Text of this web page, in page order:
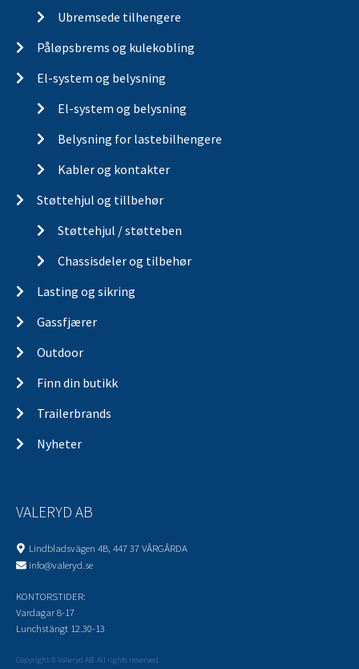
Ubremsede tilhengere
Påløpsbrems og kulekobling
El-system og belysning
El-system og belysning
Belysning for lastebilhengere
Kabler og kontakter
Støttehjul og tillbehør
Støttehjul / støtteben
Chassisdeler og tilbehør
Lasting og sikring
Gassfjærer
Outdoor
Finn din butikk
Trailerbrands
Nyheter
VALERYD AB
Lindbladsvägen 4B, 447 37 VÅRGÅRDA
info@valeryd.se
KONTORSTIDER:
Vardagar 8-17
Lunchstängt 12.30-13
Copyright © Valeryd AB. All rights reserved.